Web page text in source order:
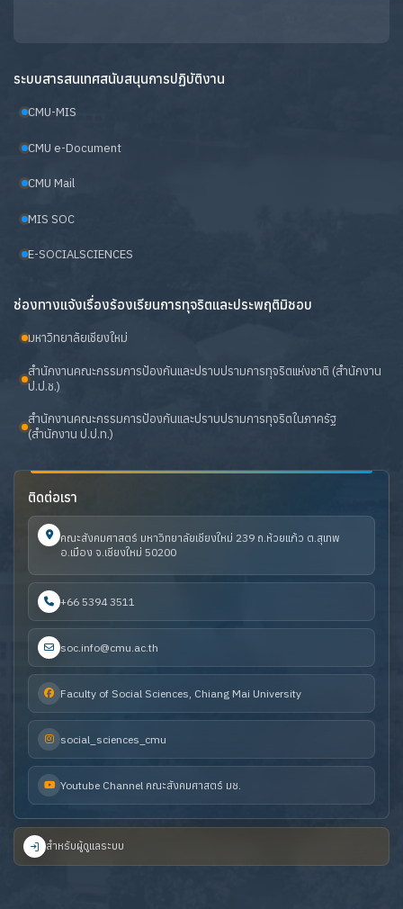
ระบบสารสนเทศสนับสนุนการปฏิบัติงาน
CMU-MIS
CMU e-Document
CMU Mail
MIS SOC
E-SOCIALSCIENCES
ช่องทางแจ้งเรื่องร้องเรียนการทุจริตและประพฤติมิชอบ
มหาวิทยาลัยเชียงใหม่
สำนักงานคณะกรรมการป้องกันและปราบปรามการทุจริตแห่งชาติ (สำนักงาน
ป.ป.ช.)
สำนักงานคณะกรรมการป้องกันและปราบปรามการทุจริตในภาครัฐ
(สำนักงาน ป.ป.ท.)
ติดต่อเรา
คณะสังคมศาสตร์ มหาวิทยาลัยเชียงใหม่ 239 ถ.ห้วยแก้ว ต.สุเทพ
อ.เมือง จ.เชียงใหม่ 50200
+66 5394 3511
soc.info@cmu.ac.th
Faculty of Social Sciences, Chiang Mai University
social_sciences_cmu
Youtube Channel คณะสังคมศาสตร์ มช.
สำหรับผู้ดูแลระบบ